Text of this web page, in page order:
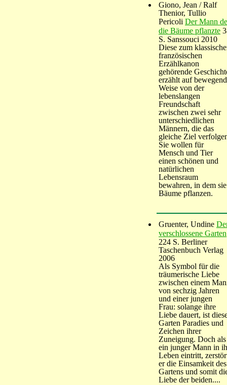
Giono, Jean / Ralf
Thenior, Tullio
Pericoli Der Mann
die Bäume pflanzte
S. Sanssouci 2010
Diese zum
französischen
Erzählkanon
gehörende
erzählt auf
Weise von der
lebenslangen
Freundschaft
zwischen zwei sehr
unterschiedlichen
Männern, die das
gleiche Ziel
Sie wollen für
Mensch und Tier
einen schönen und
natürlichen
Lebensraum
bewahren, in dem sie
Bäume pflanzen.
Gruenter, Undine
verschlossene Garten
224 S. Berliner
Taschenbuch Verlag
2006
Als Symbol für die
träumerische Liebe
zwischen einem
von sechzig Jahren
und einer jungen
Frau: solange ihre
Liebe dauert, ist
Garten Paradies und
Zeichen ihrer
Zuneigung. Doch als
ein junger Mann in
Leben eintritt,
er die Einsamkeit des
Gartens und somit
Liebe der beiden....